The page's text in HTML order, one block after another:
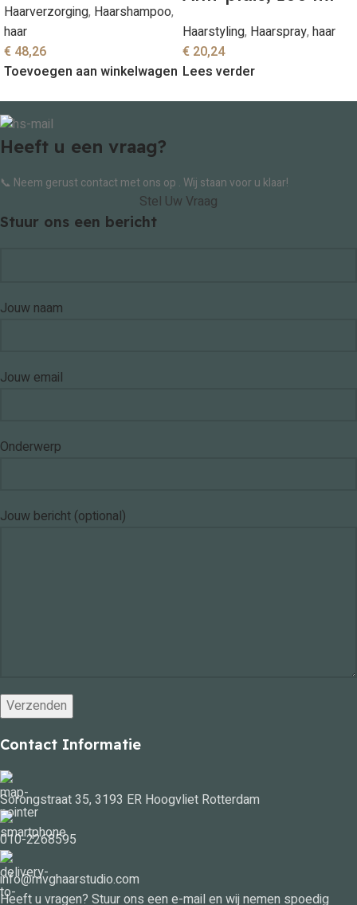
Haarverzorging, Haarshampoo,
haar
€ 48,26
Toevoegen aan winkelwagen
Haarstyling, Haarspray, haar
€ 20,24
Lees verder
Heeft u een vraag?
📞 Neem gerust contact met ons op . Wij staan voor u klaar!
Stel Uw Vraag
Stuur ons een bericht
Jouw naam
Jouw email
Onderwerp
Jouw bericht (optional)
Contact Informatie
Sorongstraat 35, 3193 ER Hoogvliet Rotterdam
010-2268595
info@mvghaarstudio.com
Heeft u vragen? Stuur ons een e-mail en wij nemen spoedig